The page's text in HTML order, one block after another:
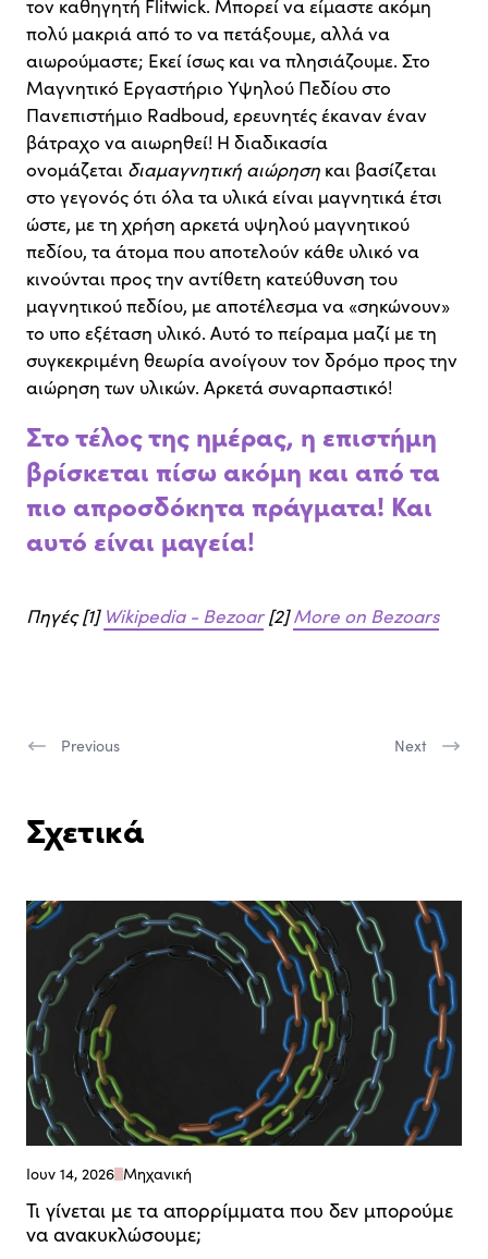
τον καθηγητή Flitwick. Μπορεί να είμαστε ακόμη
πολύ μακριά από το να πετάξουμε, αλλά να
αιωρούμαστε; Εκεί ίσως και να πλησιάζουμε. Στο
Μαγνητικό Εργαστήριο Υψηλού Πεδίου στο
Πανεπιστήμιο Radboud, ερευνητές έκαναν έναν
βάτραχο να αιωρηθεί! Η διαδικασία
ονομάζεται διαμαγνητική αιώρηση και βασίζεται
στο γεγονός ότι όλα τα υλικά είναι μαγνητικά έτσι
ώστε, με τη χρήση αρκετά υψηλού μαγνητικού
πεδίου, τα άτομα που αποτελούν κάθε υλικό να
κινούνται προς την αντίθετη κατεύθυνση του
μαγνητικού πεδίου, με αποτέλεσμα να «σηκώνουν»
το υπο εξέταση υλικό. Αυτό το πείραμα μαζί με τη
συγκεκριμένη θεωρία ανοίγουν τον δρόμο προς την
αιώρηση των υλικών. Αρκετά συναρπαστικό!
Στο τέλος της ημέρας, η επιστήμη
βρίσκεται πίσω ακόμη και από τα
πιο απροσδόκητα πράγματα! Και
αυτό είναι μαγεία!
Πηγές [1] Wikipedia - Bezoar[2]More on Bezoars
Previous Next
Σχετικά
Ιουν 14, 2026 Μηχανική
Τι γίνεται με τα απορρίμματα που δεν μπορούμε
να ανακυκλώσουμε;